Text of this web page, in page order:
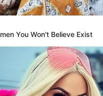
You Won't Believe Exist